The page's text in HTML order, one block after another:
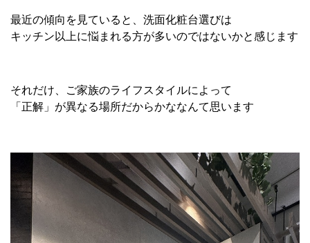
最近の傾向を見ていると、洗面化粧台選びは
キッチン以上に悩まれる方が多いのではないかと感じます
それだけ、ご家族のライフスタイルによって
「正解」が異なる場所だからかななんて思います